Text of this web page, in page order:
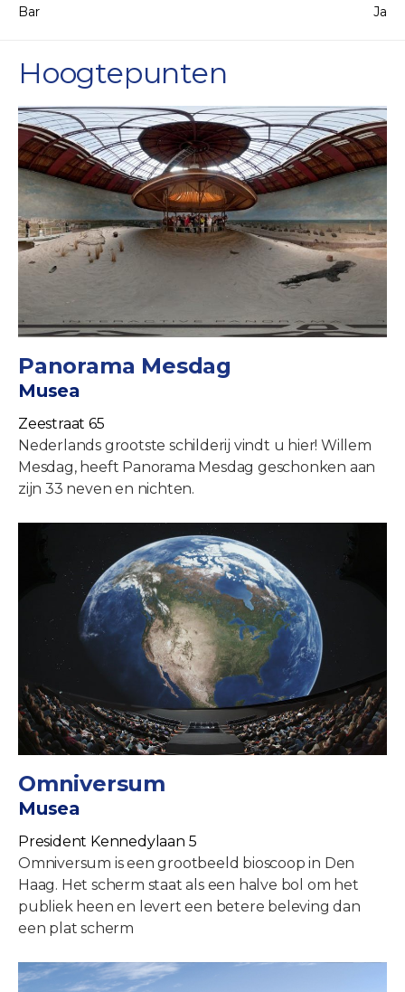
Bar
Ja
Hoogtepunten
Panorama Mesdag
Musea
Zeestraat 65
Nederlands grootste schilderij vindt u hier! Willem
Mesdag, heeft Panorama Mesdag geschonken aan
zijn 33 neven en nichten.
Omniversum
Musea
President Kennedylaan 5
Omniversum is een grootbeeld bioscoop in Den
Haag. Het scherm staat als een halve bol om het
publiek heen en levert een betere beleving dan
een plat scherm